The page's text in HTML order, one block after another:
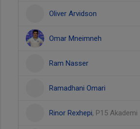
Oliver Arvidson
Omar Mneimneh
Ram Nasser
Ramadhani Omari
Rinor Rexhepi, P15 Akademi